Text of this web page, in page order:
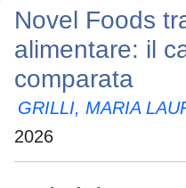
Novel Foods
alimentare: il
comparata
GRILLI, MARIA
2026